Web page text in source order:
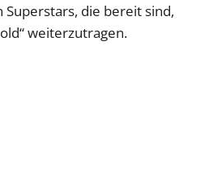
die bereit sind,
weiterzutragen.